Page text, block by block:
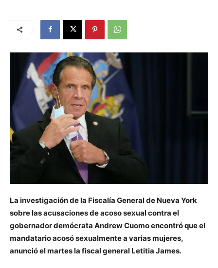
La investigación de la Fiscalía General de Nueva York
sobre las acusaciones de acoso sexual contra el
gobernador demócrata Andrew Cuomo encontró que el
mandatario acosó sexualmente a varias mujeres,
anunció el martes la fiscal general Letitia James.